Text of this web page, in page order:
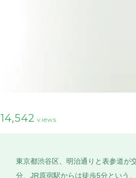
14,542 views
東京都渋谷区、明治通りと表参道が
分、JR原宿駅からは徒歩5分という